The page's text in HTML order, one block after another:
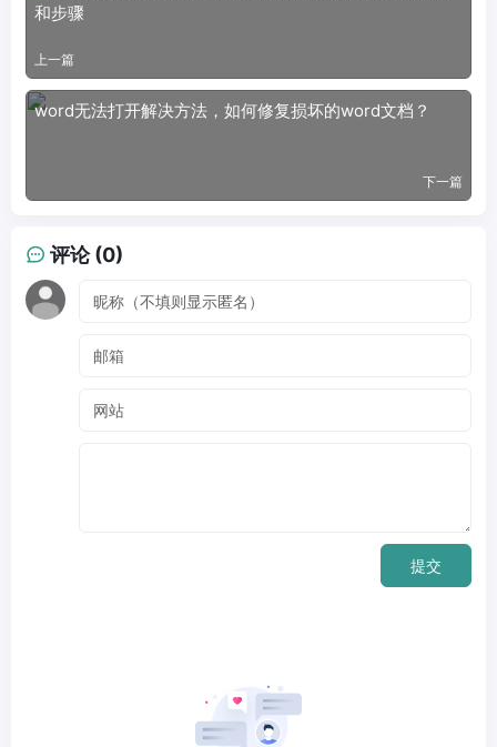
和步骤
上一篇
word无法打开解决方法，如何修复损坏的word文档？
下一篇
评论 (0)
提交